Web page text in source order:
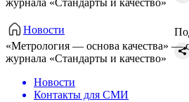
журнала «Стандарты и качество»
Новости
«Метрология — основа качества» —
журнала «Стандарты и качество»
Новости
Контакты для СМИ